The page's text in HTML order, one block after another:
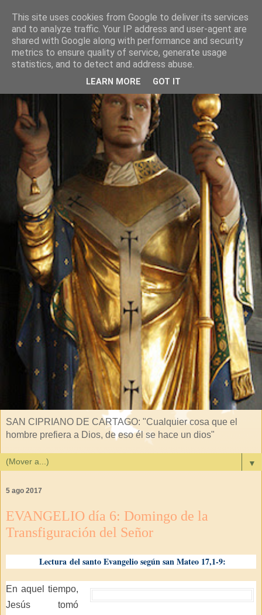
SAN CIPRIANO DE CARTAGO: "Cualquier cosa que el
hombre prefiera a Dios, de eso él se hace un dios"
▼
5 ago 2017
EVANGELIO día 6: Domingo de la
Transfiguración del Señor
Lectura del santo Evangelio según san Mateo 17,1-9:
En aquel tiempo,
Jesús tomó
This site uses cookies from Google to deliver its services
and to analyze traffic. Your IP address and user-agent are
shared with Google along with performance and security
metrics to ensure quality of service, generate usage
statistics, and to detect and address abuse.
LEARN MORE GOT IT